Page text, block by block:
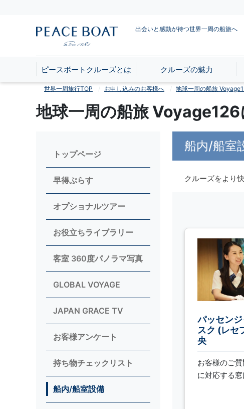
出会いと感動が待つ世界一周の船旅へ
ピースボートクルーズとは クルーズの魅力
世界一周旅行TOP お申し込みのお客様へ 地球一周の船旅
地球一周の船旅
トップページ
早得ぷらす
オプショナルツアー
お役立ちライブラリー
客室 360度パノラマ写真
GLOBAL VOYAGE
JAPAN GRACE TV
お客様アンケート
持ち物チェックリスト
船内/船室設備
船内/船室
クルーズをより
パッセン
スク (レセ
央
お客様のご
に対応する窓